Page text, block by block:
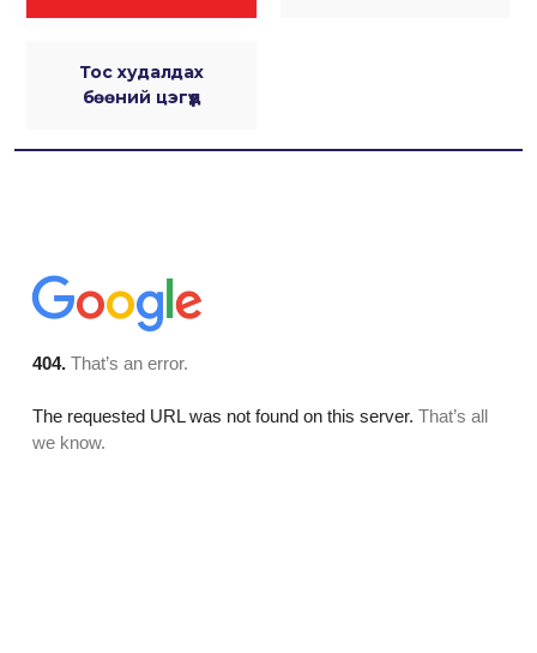
Тос худалдах
бөөний цэгүүд